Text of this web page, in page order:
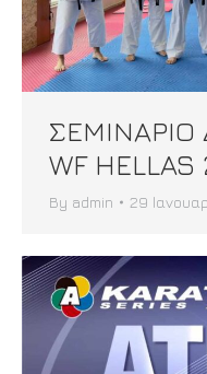
ΣΕΜΙΝΑΡΙΟ
WF HELLAS
By admin 29